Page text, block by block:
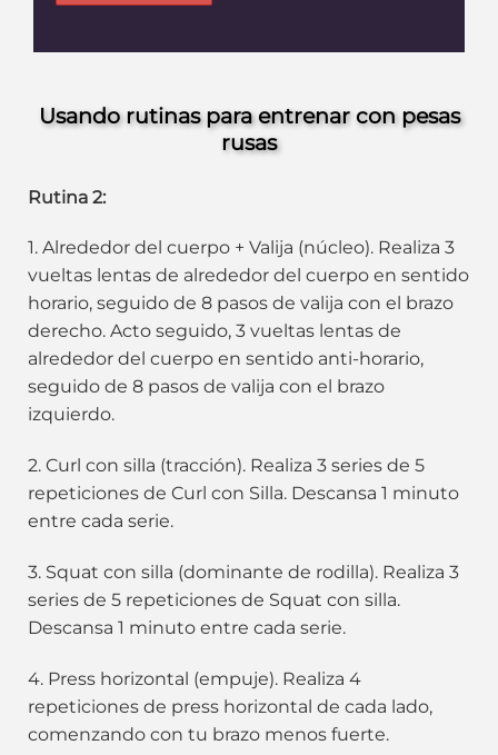
Usando rutinas para entrenar con pesas
rusas
Rutina 2:
1. Alrededor del cuerpo + Valija (núcleo). Realiza 3
vueltas lentas de alrededor del cuerpo en sentido
horario, seguido de 8 pasos de valija con el brazo
derecho. Acto seguido, 3 vueltas lentas de
alrededor del cuerpo en sentido anti-horario,
seguido de 8 pasos de valija con el brazo
izquierdo.
2. Curl con silla (tracción). Realiza 3 series de 5
repeticiones de Curl con Silla. Descansa 1 minuto
entre cada serie.
3. Squat con silla (dominante de rodilla). Realiza 3
series de 5 repeticiones de Squat con silla.
Descansa 1 minuto entre cada serie.
4. Press horizontal (empuje). Realiza 4
repeticiones de press horizontal de cada lado,
comenzando con tu brazo menos fuerte.